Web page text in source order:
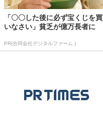
「〇〇した後に必ず宝くじを買
いなさい」貧乏が億万長者に
PR(合同会社デジタルファーム )